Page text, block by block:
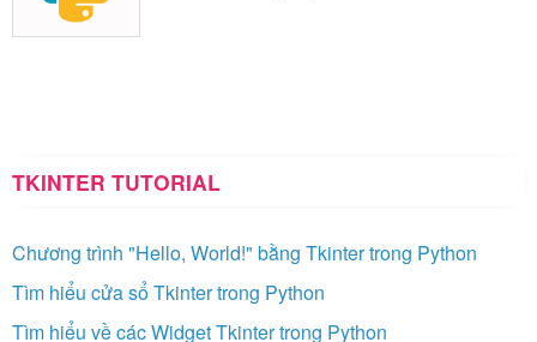
TKINTER TUTORIAL
Chương trình "Hello, World!" bằng Tkinter trong Python
Tìm hiểu cửa sổ Tkinter trong Python
Tìm hiểu về các Widget Tkinter trong Python